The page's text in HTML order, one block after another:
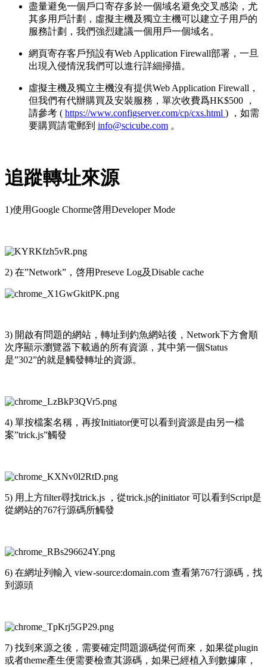
盡量避免一個戶口寄存多於一個域名避免交叉感染，尤
其多用戶計劃，虛擬主機及獨立主機可以建立子用戶的
服務計劃，我們強烈建議一個用戶一個域名。
網頁寄存客戶預設有Web Application Firewall部署，一旦
出現入侵情況我們可以進行詳細掃描。
虛擬主機及獨立主機沒有提供Web Application Firewall，
但我們有代辦購買及安裝服務，單次收費爲HK$500 ，
請參考 ( https://www.configserver.com/cp/cxs.html ) ，如需
要購買請電郵到 info@scicube.com 。
追蹤轉址來源
1)使用Google Chorme啓用Developer Mode
2) 在”Network”，啓用Preseve Log及Disable cache
3) 開啟有問題的網站，轉址到釣魚網站後，Network下方會順
次序顯示瀏覽器下載過的所有資源，其中第一個Status
是”302”的就是觸發轉址的資源。
4) 單按檔案名稱，再按Initiator便可以看到資源是由另一檔
案”trick.js”觸發
5) 用上方filter尋找trick.js ，從trick.js的initiator 可以看到Script是
從網站的767行源碼所觸發
6) 在網址列輸入 view-source:domain.com 查看第767行源碼，找
到源頭
7) 找到來源之後，需要確定問題源碼從何而來，如果從plugin
或者theme產生便需要檢查其源碼，如果已經植入到數據庫，